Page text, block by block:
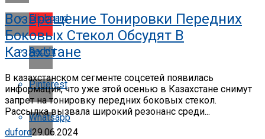
Flipboard
Reddit
Pinterest
Whatsapp
Возвращение Тонировки Передних
Боковых Стекол Обсудят В
Казахстане
В казахстанском сегменте соцсетей появилась
информация, что уже этой осенью в Казахстане снимут
запрет на тонировку передних боковых стекол.
Рассылка вызвала широкий резонанс среди...
duford29.06.2024